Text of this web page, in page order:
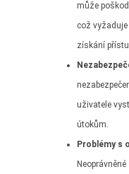
může
což
získání
uživatele
útokům.
Problémy s